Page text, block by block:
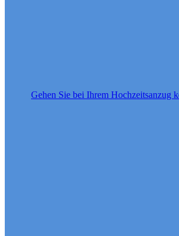
Gehen Sie bei Ihrem Hochzeitsanzug